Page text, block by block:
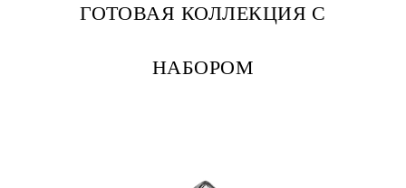
ГОТОВАЯ КОЛЛЕКЦИЯ С
НАБОРОМ